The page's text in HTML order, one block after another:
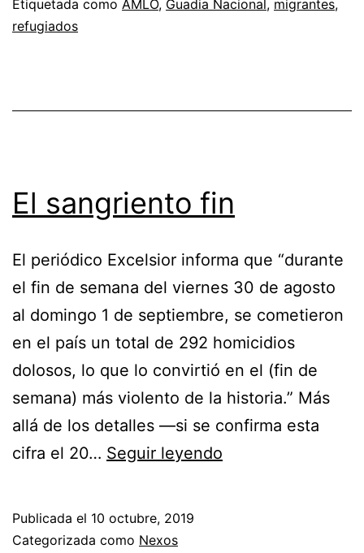
Etiquetada como AMLO, Guadia Nacional , migrantes,
refugiados
El sangriento fin
El periódico Excelsior informa que “durante
el fin de semana del viernes 30 de agosto
al domingo 1 de septiembre, se cometieron
en el país un total de 292 homicidios
dolosos, lo que lo convirtió en el (fin de
semana) más violento de la historia.” Más
allá de los detalles —si se confirma esta
cifra el 20… Seguir leyendo
Publicada el 10 octubre, 2019
Categorizada como Nexos